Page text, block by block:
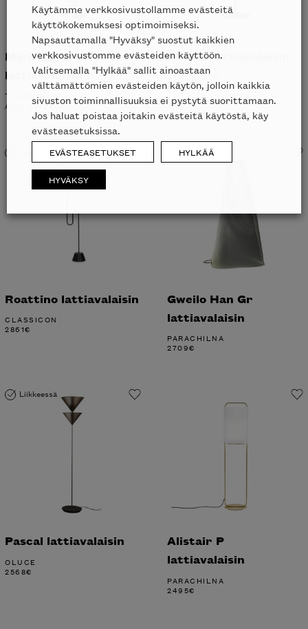
Mano Light
lattiavalaisin
TACCHINI
ALK. 3272€
Plissée lattiavalaisin
CLASSICON
2873€
Liikkeessä
Roattino lattiavalaisin
CLASSICON
2861€
Gweilo Han Gr
lattiavalaisin
PARACHILNA
2709€
Liikkeessä
Pascal lattiavalaisin
OLUCE
2568€
Alistair P
lattiavalaisin
PARACHILNA
2495€
Käytämme verkkosivustollamme evästeitä
käyttökokemuksesi optimoimiseksi.
Napsauttamalla "Hyväksy" suostut kaikkien
verkkosivustomme evästeiden käyttöön.
Valitsemalla "Hylkää" sallit ainoastaan
välttämättömien evästeiden käytön, jolloin kaikkia
sivuston toiminnallisuuksia ei pystytä suorittamaan.
Jos haluat poistaa joitakin evästeitä käytöstä, käy
evästeasetuksissa.
EVÄSTEASETUKSET HYLKÄÄ
HYVÄKSY